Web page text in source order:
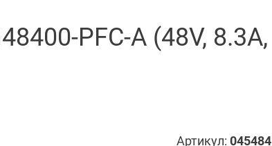
PFC-A (48V,
Артикул: 045484